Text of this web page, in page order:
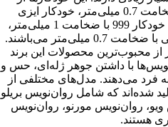
جمله خودکار سافت تاچ با ضخامت 0.7 میلی‌متر، خودکار ایزی
آفیس با ضخامت 1 میلی‌متر، خودکار 999 با ضخامت 1 میلی‌متر،
می‌باشند.
محبوب‌ترین محصولات این برند
با داشتن جوهر ژله‌ای، حس و
فرد می‌دهند. مدل‌های مختلفی از
شده‌اند که شامل روان‌نویس
روان‌نویس مورنو، روان‌نویس
هستند.